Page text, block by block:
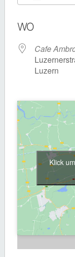
WO
Cafe
Luzern
Klick